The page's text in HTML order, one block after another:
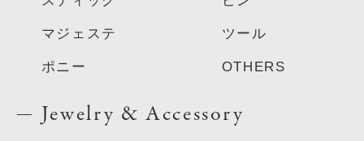
マジェステ
ポニー
ツール
OTHERS
Jewelry & Accessory